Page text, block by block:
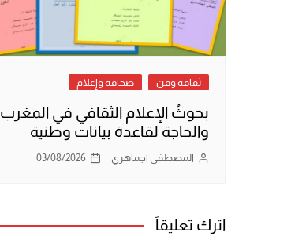
ثقافة وفن صحافة وإعلام
بحوثُ الإعلام الثقافي في المغرب
والحاجة لقاعدة بيانات وطنية
المصطفى اجماهري 03/08/2026
اترك تعليقاً